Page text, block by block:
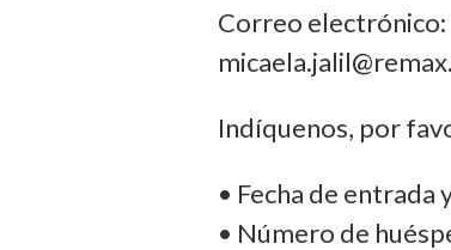
Correo electrónico:
Indíquenos, por
• Fecha de entrada
• Número de